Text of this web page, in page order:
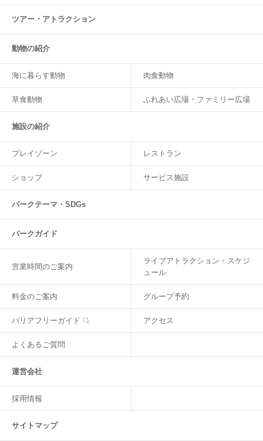
ツアー・ アトラクション
動物の紹介
海に暮らす動物 肉食動物
草食動物 ふれあい広場・ファミリー広場
施設の紹介
プレイゾーン レストラン
ショップ サービス施設
パークテーマ・SDGs
パークガイド
営業時間のご案内
ライブアトラクション・スケジ
ュール
料金のご案内 グループ予約
バリアフリーガイド アクセス
よくあるご質問
運営会社
採用情報
サイトマップ